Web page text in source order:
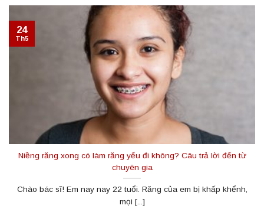
Niềng răng xong có làm răng yếu đi không? Câu trả lời đến từ
chuyên gia
Chào bác sĩ! Em nay nay 22 tuổi. Răng của em bị khấp khểnh,
mọi [...]
24
Th5